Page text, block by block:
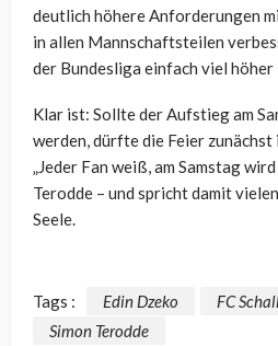
deutlich höhere Anforderungen
in allen Mannschaftsteilen
der Bundesliga einfach viel höher
Klar ist: Sollte der Aufstieg am
werden, dürfte die Feier
„Jeder Fan weiß, am Samstag
Terodde – und spricht damit
Seele.
Tags : Edin Dzeko
FC
Simon Terodde